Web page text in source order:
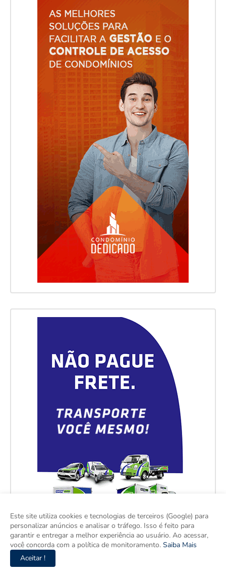
Este site utiliza cookies e tecnologias de terceiros (Google) para
personalizar anúncios e analisar o tráfego. Isso é feito para
garantir e entregar a melhor experiência ao usuário. Ao acessar,
você concorda com a política de monitoramento. Saiba Mais
Aceitar !